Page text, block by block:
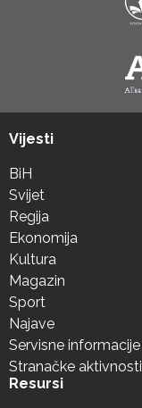
Vijesti
BiH
Svijet
Regija
Ekonomija
Kultura
Magazin
Sport
Najave
Servisne informacije
Stranačke aktivnosti
Resursi